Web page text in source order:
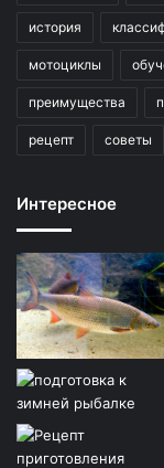
история
мотоциклы
преимущества
рецепт советы
Интересное